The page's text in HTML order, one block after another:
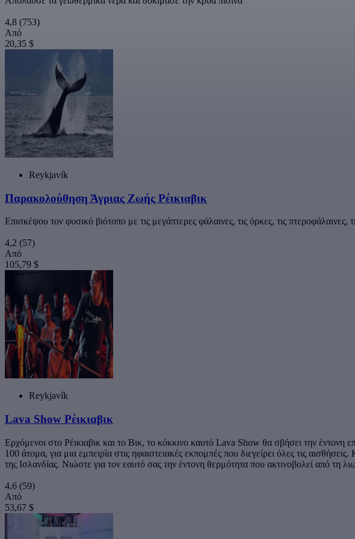
4,8 (753)
Από
20,35 $
Reykjavík
Παρακολούθηση Άγριας Ζωής Ρέικιαβικ
Επισκέψου τον φυσικό βιότοπο με τις μεγάπτερες φάλαινες, τις όρκες, τις πτεροφάλαινες,
4,2 (57)
Από
105,79 $
Reykjavík
Lava Show Ρέικιαβικ
Ερχόμενοι στο Ρέικιαβικ και το Βικ, το κόκκινο καυτό Lava Show θα σβήσει την έντονη
100 άτομα, για μια εμπειρία στις ηφαιστειακές εκπομπές που διεγείρει όλες τις
της Ισλανδίας. Νιώστε για τον εαυτό σας την έντονη θερμότητα που ακτινοβολεί από
4,6 (59)
Από
53,67 $